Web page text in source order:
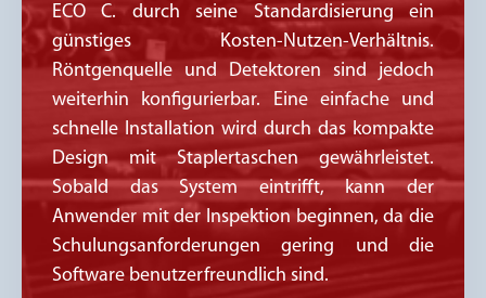
ECO C. durch seine Standardisierung ein
günstiges Kosten-Nutzen-Verhältnis.
Röntgenquelle und Detektoren sind jedoch
weiterhin konfigurierbar. Eine einfache und
schnelle Installation wird durch das kompakte
Design mit Staplertaschen gewährleistet.
Sobald das System eintrifft, kann der
Anwender mit der Inspektion beginnen, da die
Schulungsanforderungen gering und die
Software benutzerfreundlich sind.